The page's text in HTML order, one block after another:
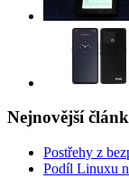
Nejnovější
Postřehy z
Podíl Linuxu